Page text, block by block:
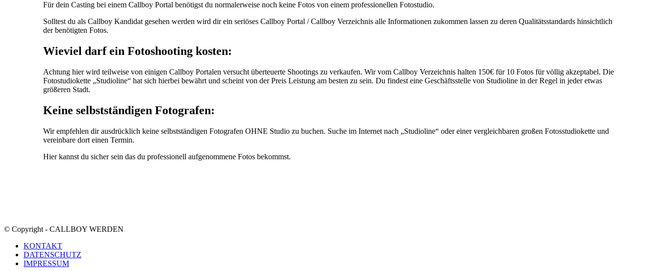
Für dein Casting bei einem Callboy Portal benötigst du normalerweise noch keine Fotos von einem professionellen Fotostudio.
Solltest du als Callboy Kandidat gesehen werden wird dir ein seriöses Callboy Portal / Callboy Verzeichnis alle Informationen zukommen lassen zu deren Qualitätsstandards hinsichtlich
der benötigten Fotos.
Wieviel darf ein Fotoshooting kosten:
Achtung hier wird teilweise von einigen Callboy Portalen versucht überteuerte Shootings zu verkaufen. Wir vom Callboy Verzeichnis halten 150€ für 10 Fotos für völlig akzeptabel. Die
Fotostudiokette „Studioline“ hat sich hierbei bewährt und scheint von der Preis Leistung am besten zu sein. Du findest eine Geschäftsstelle von Studioline in der Regel in jeder etwas
größeren Stadt.
Keine selbstständigen Fotografen:
Wir empfehlen dir ausdrücklich keine selbstständigen Fotografen OHNE Studio zu buchen. Suche im Internet nach „Studioline“ oder einer vergleichbaren großen Fotosstudiokette und
vereinbare dort einen Termin.
Hier kannst du sicher sein das du professionell aufgenommene Fotos bekommst.
© Copyright - CALLBOY WERDEN
KONTAKT
DATENSCHUTZ
IMPRESSUM